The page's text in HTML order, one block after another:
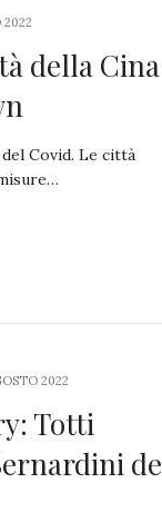
2022
della Cina
Covid. Le città
2022
Totti
de